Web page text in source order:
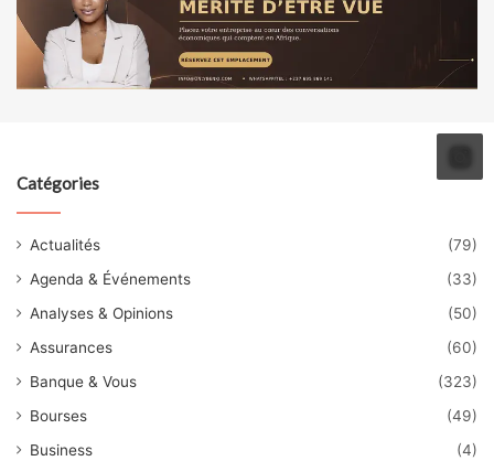
Catégories
Actualités
(79)
Agenda & Événements
(33)
Analyses & Opinions
(50)
Assurances
(60)
Banque & Vous
(323)
Bourses
(49)
Business
(4)